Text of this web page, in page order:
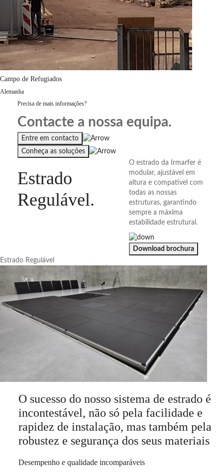
Campo de Refugiados
Alemanha
Precisa de mais informações?
Contacte a nossa equipa.
Entre em contacto
Conheça as soluções
Estrado
Regulável.
O estrado da Irmarfer é
modular, ajustável em
altura e compatível com
todas as nossas
estruturas, garantindo
sempre a máxima
estabilidade estrutural.
Download brochura
Estrado Regulável
O sucesso do nosso sistema de estrado é
incontestável, não só pela facilidade e
rapidez de instalação, mas também pela
robustez e segurança dos seus materiais
Desempenho e qualidade incomparáveis